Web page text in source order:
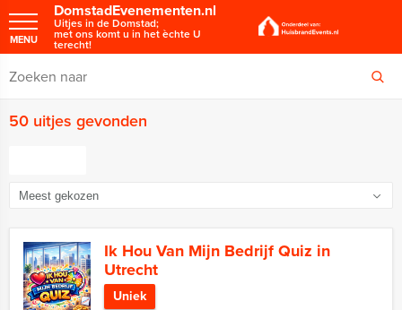
DomstadEvenementen.nl
Uitjes in de Domstad;
met ons komt u in het èchte U
terecht!
MENU
50 uitjes gevonden
Ik Hou Van Mijn Bedrijf Quiz in
Utrecht
Uniek